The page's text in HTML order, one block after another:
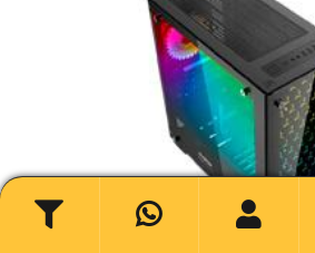
Buscar
Buscar